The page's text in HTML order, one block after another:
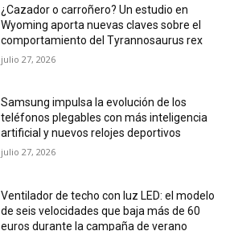
¿Cazador o carroñero? Un estudio en
Wyoming aporta nuevas claves sobre el
comportamiento del Tyrannosaurus rex
julio 27, 2026
Samsung impulsa la evolución de los
teléfonos plegables con más inteligencia
artificial y nuevos relojes deportivos
julio 27, 2026
Ventilador de techo con luz LED: el modelo
de seis velocidades que baja más de 60
euros durante la campaña de verano